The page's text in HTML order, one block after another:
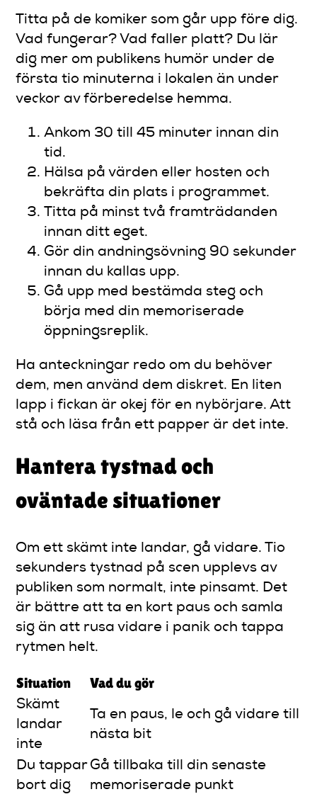
Titta på de komiker som går upp före dig.
Vad fungerar? Vad faller platt? Du lär
dig mer om publikens humör under de
första tio minuterna i lokalen än under
veckor av förberedelse hemma.
Ankom 30 till 45 minuter innan din
tid.
Hälsa på värden eller hosten och
bekräfta din plats i programmet.
Titta på minst två framträdanden
innan ditt eget.
Gör din andningsövning 90 sekunder
innan du kallas upp.
Gå upp med bestämda steg och
börja med din memoriserade
öppningsreplik.
Ha anteckningar redo om du behöver
dem, men använd dem diskret. En liten
lapp i fickan är okej för en nybörjare. Att
stå och läsa från ett papper är det inte.
Hantera tystnad och
oväntade situationer
Om ett skämt inte landar, gå vidare. Tio
sekunders tystnad på scen upplevs av
publiken som normalt, inte pinsamt. Det
är bättre att ta en kort paus och samla
sig än att rusa vidare i panik och tappa
rytmen helt.
Situation Vad du gör
Skämt
landar
inte
Ta en paus, le och gå vidare till
nästa bit
Du tappar
bort dig
Gå tillbaka till din senaste
memoriserade punkt